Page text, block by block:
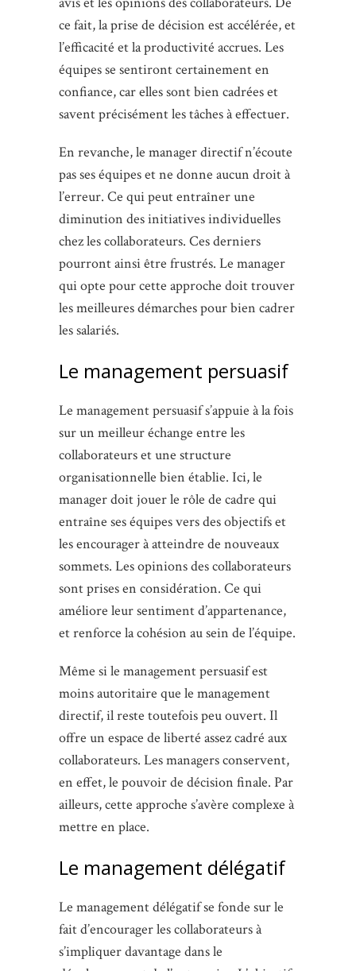
ce fait, la prise de décision est accélérée, et
l’efficacité et la productivité accrues. Les
équipes se sentiront certainement en
confiance, car elles sont bien cadrées et
savent précisément les tâches à effectuer.
En revanche, le manager directif n’écoute
pas ses équipes et ne donne aucun droit à
l’erreur. Ce qui peut entraîner une
diminution des initiatives individuelles
chez les collaborateurs. Ces derniers
pourront ainsi être frustrés. Le manager
qui opte pour cette approche doit trouver
les meilleures démarches pour bien cadrer
les salariés.
Le management persuasif
Le management persuasif s’appuie à la fois
sur un meilleur échange entre les
collaborateurs et une structure
organisationnelle bien établie. Ici, le
manager doit jouer le rôle de cadre qui
entraîne ses équipes vers des objectifs et
les encourager à atteindre de nouveaux
sommets. Les opinions des collaborateurs
sont prises en considération. Ce qui
améliore leur sentiment d’appartenance,
et renforce la cohésion au sein de l’équipe.
Même si le management persuasif est
moins autoritaire que le management
directif, il reste toutefois peu ouvert. Il
offre un espace de liberté assez cadré aux
collaborateurs. Les managers conservent,
en effet, le pouvoir de décision finale. Par
ailleurs, cette approche s’avère complexe à
mettre en place.
Le management délégatif
Le management délégatif se fonde sur le
fait d’encourager les collaborateurs à
s’impliquer davantage dans le